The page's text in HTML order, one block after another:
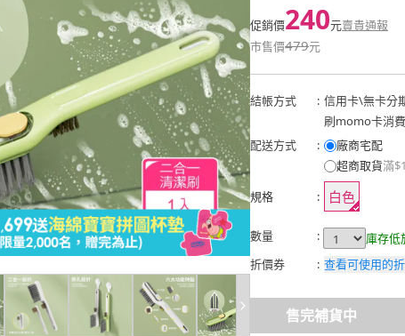
促銷價240元賣貴通報
市售價479元
結帳方式 : 信用卡\無卡分
刷momo卡消
配送方式
:
廠商宅配
超商取貨滿
規格
: 白色
數量 :
庫存低
折價券
: 查看可使用的
售完補貨中